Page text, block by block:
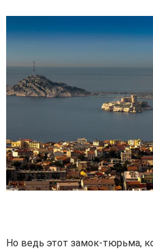
Но ведь этот замок-тюрьма,